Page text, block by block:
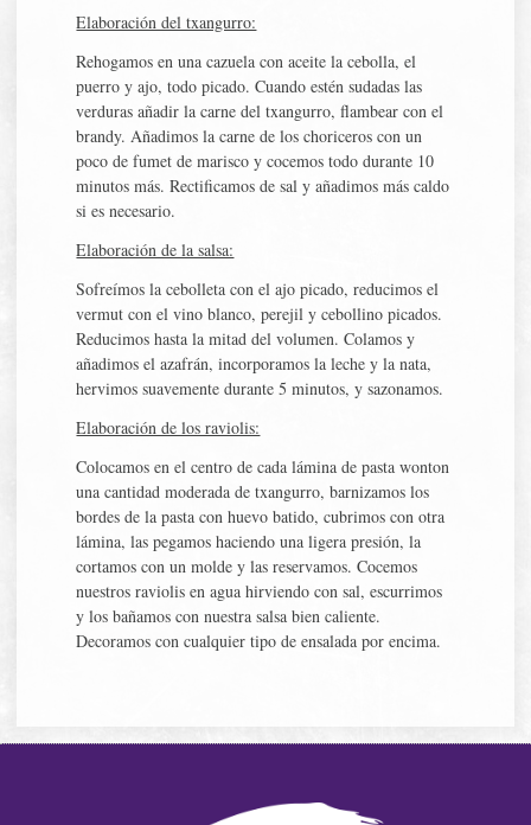
Elaboración del txangurro:
Rehogamos en una cazuela con aceite la cebolla, el
puerro y ajo, todo picado. Cuando estén sudadas las
verduras añadir la carne del txangurro, flambear con el
brandy. Añadimos la carne de los choriceros con un
poco de fumet de marisco y cocemos todo durante 10
minutos más. Rectificamos de sal y añadimos más caldo
si es necesario.
Elaboración de la salsa:
Sofreímos la cebolleta con el ajo picado, reducimos el
vermut con el vino blanco, perejil y cebollino picados.
Reducimos hasta la mitad del volumen. Colamos y
añadimos el azafrán, incorporamos la leche y la nata,
hervimos suavemente durante 5 minutos, y sazonamos.
Elaboración de los raviolis:
Colocamos en el centro de cada lámina de pasta wonton
una cantidad moderada de txangurro, barnizamos los
bordes de la pasta con huevo batido, cubrimos con otra
lámina, las pegamos haciendo una ligera presión, la
cortamos con un molde y las reservamos. Cocemos
nuestros raviolis en agua hirviendo con sal, escurrimos
y los bañamos con nuestra salsa bien caliente.
Decoramos con cualquier tipo de ensalada por encima.